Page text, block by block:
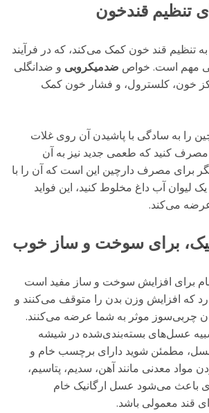
تنظیم قند خون کمک می‌کند، که در فرآیند
مهم است. خواص ضدمیکروبی و ضدانگلی
خون، کلسترول، و فشار خون کمک
را به سادگی با پاشیدن آن روی غلات
مصرف کنید که طعمی جدید نیز به آن
برای مصرف دارچین این است که آن را با
لیوان آب داغ مخلوط کنید، این فواید
می‌کند.
برای افزایش سوخت و ساز مفید است
دارد که افزایش وزن بدن را متوقف می‌کنند و
چربی‌سوز موثر به شما عرضه می‌کنند.
عسل‌های بسته‌بندی‌شده در شیشه
مطمئن شوید دارای برچسب خام و
مواد معدنی مانند آهن، سدیم، پتاسیم،
باعث می‌شود عسل ارگانیک خام
قند معمولی باشد.